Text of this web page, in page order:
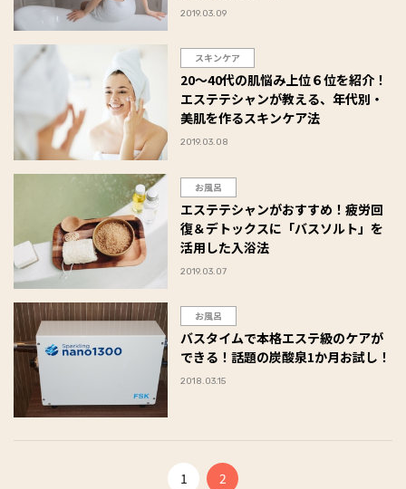
2019.03.09
スキンケア
20～40代の肌悩み上位６位を紹介！
エステテシャンが教える、年代別・
美肌を作るスキンケア法
2019.03.08
お風呂
エステテシャンがおすすめ！疲労回
復＆デトックスに「バスソルト」を
活用した入浴法
2019.03.07
お風呂
バスタイムで本格エステ級のケアが
できる！話題の炭酸泉1か月お試し！
2018.03.15
1 2